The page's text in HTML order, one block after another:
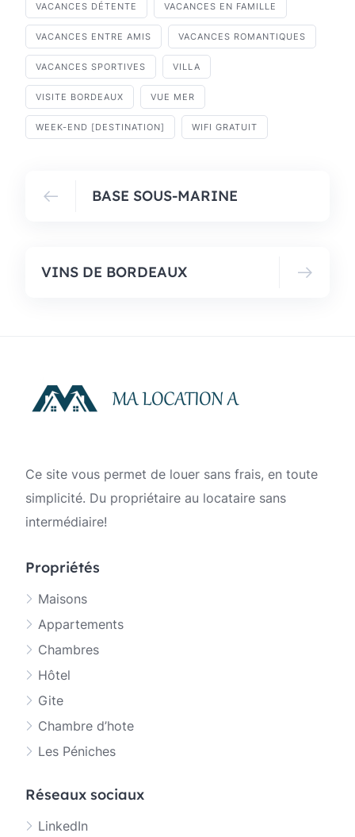
VACANCES DÉTENTE VACANCES EN FAMILLE
VACANCES ENTRE AMIS VACANCES ROMANTIQUES
VACANCES SPORTIVES VILLA
VISITE BORDEAUX VUE MER
WEEK-END [DESTINATION] WIFI GRATUIT
BASE SOUS-MARINE
VINS DE BORDEAUX
Ce site vous permet de louer sans frais, en toute
simplicité. Du propriétaire au locataire sans
intermédiaire!
Propriétés
Maisons
Appartements
Chambres
Hôtel
Gite
Chambre d’hote
Les Péniches
Réseaux sociaux
LinkedIn